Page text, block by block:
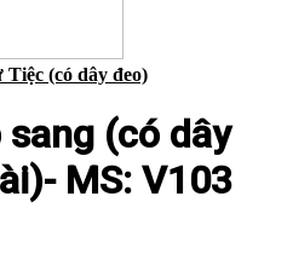
(có dây đeo)
(có dây
MS: V103